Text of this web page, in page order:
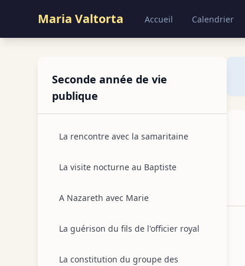
Maria Valtorta Accueil Calendrier
Seconde année de vie
publique
La rencontre avec la samaritaine
La visite nocturne au Baptiste
A Nazareth avec Marie
La guérison du fils de l'officier royal
La constitution du groupe des